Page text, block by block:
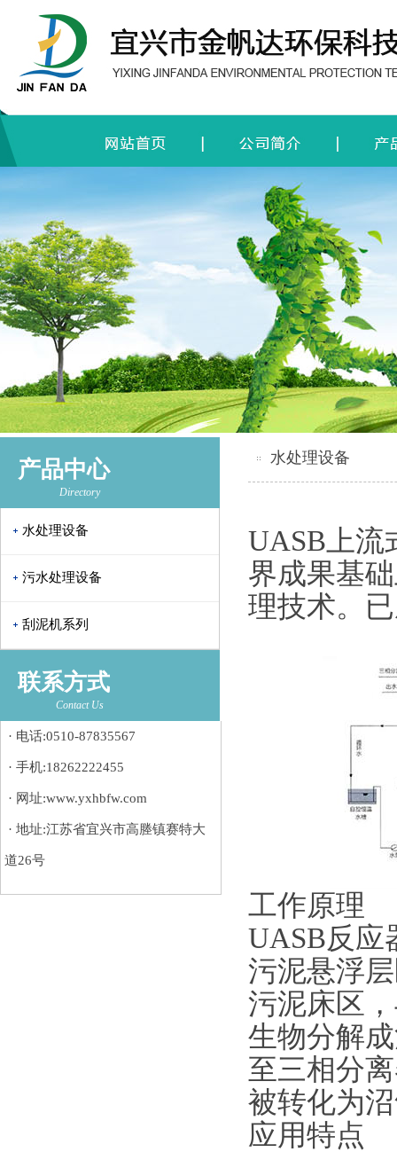
产品中心
Directory
水处理设备
污水处理设备
刮泥机系列
联系方式
Contact Us
· 电话:0510-87835567
· 手机:18262222455
· 网址:www.yxhbfw.com
· 地址:江苏省宜兴市高塍镇赛特大
道26号
水处理设备
UASB上流
界成果基
理技术。
工作原理
UASB反应
污泥悬浮
污泥床区
生物分解
至三相分
被转化为
应用特点